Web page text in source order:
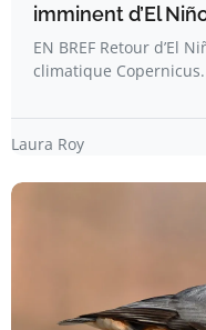
imminent d’El
EN BREF Retour d’El
climatique Copernicus.
Laura Roy